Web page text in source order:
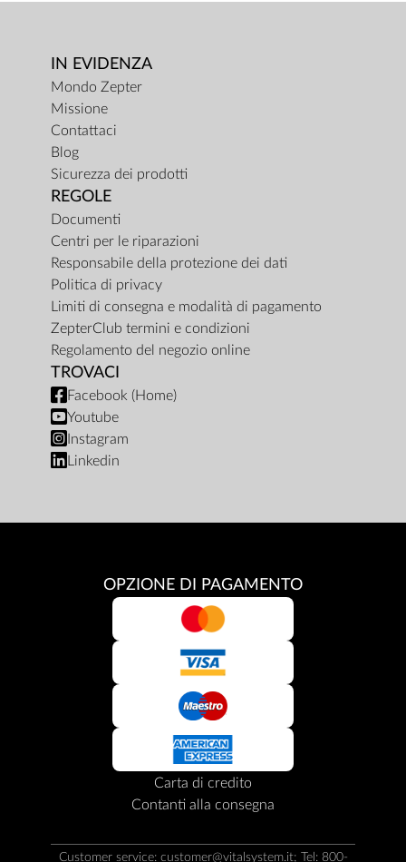
IN EVIDENZA
Mondo Zepter
Missione
Contattaci
Blog
Sicurezza dei prodotti
REGOLE
Documenti
Centri per le riparazioni
Responsabile della protezione dei dati
Politica di privacy
Limiti di consegna e modalità di pagamento
ZepterClub termini e condizioni
Regolamento del negozio online
TROVACI
Facebook (Home)
Youtube
Instagram
Linkedin
OPZIONE DI PAGAMENTO
Carta di credito
Contanti alla consegna
Customer service: customer@vitalsystem.it; Tel: 800-